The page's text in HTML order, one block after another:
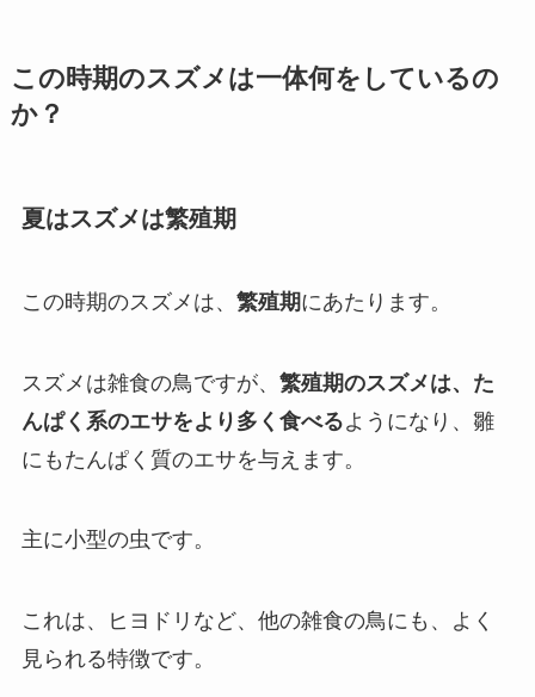
この時期のスズメは一体何をしているの
か？
夏はスズメは繁殖期
この時期のスズメは、 繁殖期にあたります。
スズメは雑食の鳥ですが、 繁殖期のスズメは、た
んぱく系のエサをより多く食べるようになり、雛
にもたんぱく質のエサを与えます。
主に小型の虫です。
これは、ヒヨドリなど、他の雑食の鳥にも、よく
見られる特徴です。